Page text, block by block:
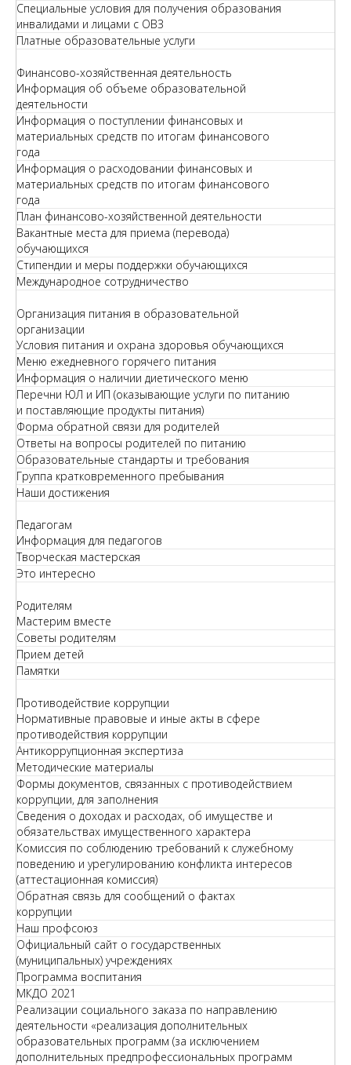
Специальные условия для получения образования
инвалидами и лицами с ОВЗ
Платные образовательные услуги
Финансово-хозяйственная деятельность
Информация об объеме образовательной
деятельности
Информация о поступлении финансовых и
материальных средств по итогам финансового
года
Информация о расходовании финансовых и
материальных средств по итогам финансового
года
План финансово-хозяйственной деятельности
Вакантные места для приема (перевода)
обучающихся
Стипендии и меры поддержки обучающихся
Международное сотрудничество
Организация питания в образовательной
организации
Условия питания и охрана здоровья обучающихся
Меню ежедневного горячего питания
Информация о наличии диетического меню
Перечни ЮЛ и ИП (оказывающие услуги по питанию
и поставляющие продукты питания)
Форма обратной связи для родителей
Ответы на вопросы родителей по питанию
Образовательные стандарты и требования
Группа кратковременного пребывания
Наши достижения
Педагогам
Информация для педагогов
Творческая мастерская
Это интересно
Родителям
Мастерим вместе
Советы родителям
Прием детей
Памятки
Противодействие коррупции
Нормативные правовые и иные акты в сфере
противодействия коррупции
Антикоррупционная экспертиза
Методические материалы
Формы документов, связанных с противодействием
коррупции, для заполнения
Сведения о доходах и расходах, об имуществе и
обязательствах имущественного характера
Комиссия по соблюдению требований к служебному
поведению и урегулированию конфликта интересов
(аттестационная комиссия)
Обратная связь для сообщений о фактах
коррупции
Наш профсоюз
Официальный сайт о государственных
(муниципальных) учреждениях
Программа воспитания
МКДО 2021
Реализации социального заказа по направлению
деятельности «реализация дополнительных
образовательных программ (за исключением
дополнительных предпрофессиональных программ